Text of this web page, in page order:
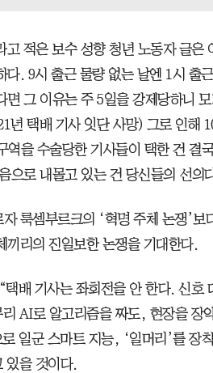
고 적은 보수 성향 청년 노동자 글은
. 9시 출근 물량 없는 날엔 1시 출
그 이유는 주 5일을 강제당하니
년 택배 기사 잇단 사망) 그로 인해
을 수술당한 기사들이 택한 건 결
으로 내몰고 있는 건 당신들의 선의
룩셈부르크의 ‘혁명 주체 논쟁’보
끼리의 진일보한 논쟁을 기대한다.
배 기사는 좌회전을 안 한다. 신호
AI로 알고리즘을 짜도, 현장을 장
일군 스마트 지능, ‘일머리’를 장
있을 것이다.